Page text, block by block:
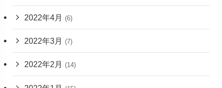
2022年4月 (6)
2022年3月 (7)
2022年2月 (14)